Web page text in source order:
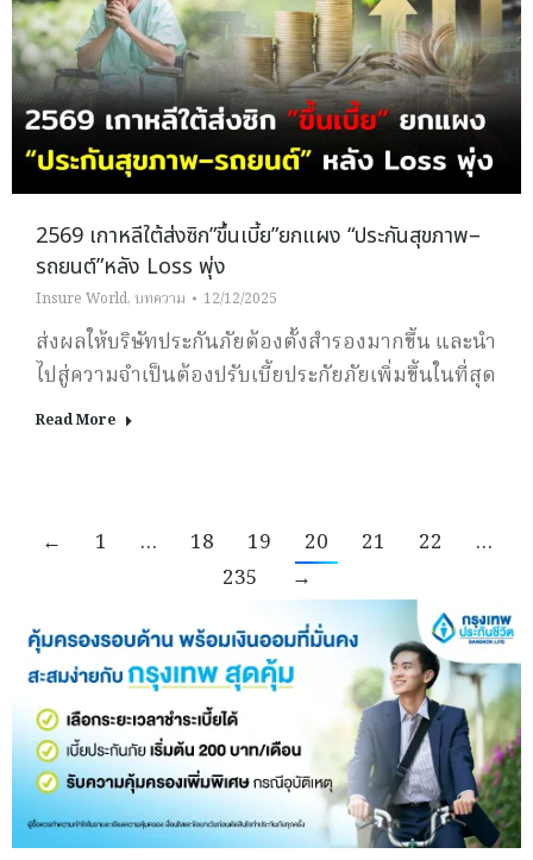
2569 เกาหลีใต้ส่งซิก”ขึ้นเบี้ย”ยกแผง “ประกันสุขภาพ–
รถยนต์”หลัง Loss พุ่ง
Insure World, บทความ 12/12/2025
ส่งผลให้บริษัทประกันภัยต้องตั้งสำรองมากขึ้น และนำ
ไปสู่ความจำเป็นต้องปรับเบี้ยประกัยภัยเพิ่มขึ้นในที่สุด
Read More
← 1 … 18 19 20 21 22
…
235
→